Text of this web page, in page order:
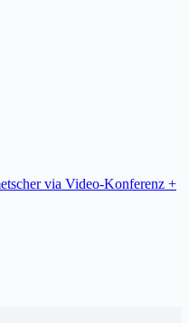
via Video-Konferenz +